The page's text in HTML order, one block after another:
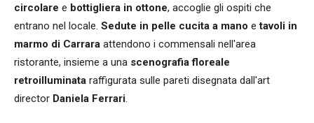
circolare e bottigliera in ​​ottone, accoglie gli ospiti che
entrano nel locale. Sedute in pelle cucita a mano etavoli in
marmo di Carrara attendono i commensali nell'area
ristorante, insieme a una scenografia floreale
retroilluminata raffigurata sulle pareti disegnata dall'art
director Daniela Ferrari.